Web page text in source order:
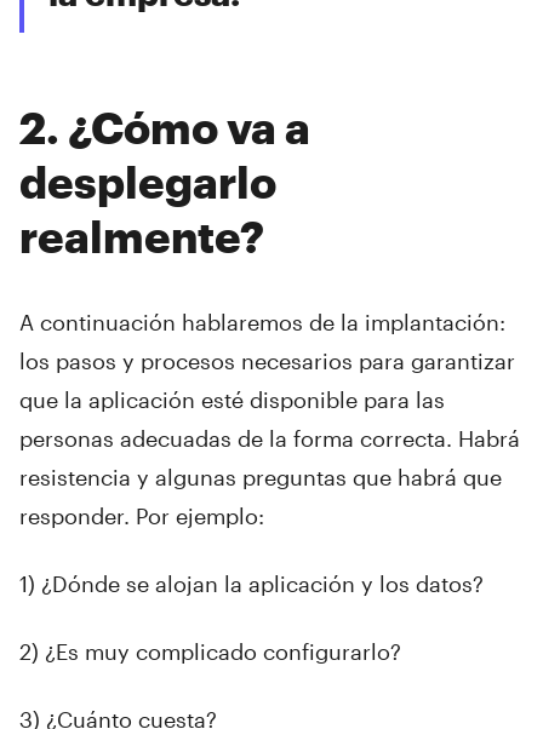
2. ¿Cómo va a
desplegarlo
realmente?
A continuación hablaremos de la implantación:
los pasos y procesos necesarios para garantizar
que la aplicación esté disponible para las
personas adecuadas de la forma correcta. Habrá
resistencia y algunas preguntas que habrá que
responder. Por ejemplo:
1) ¿Dónde se alojan la aplicación y los datos?
2) ¿Es muy complicado configurarlo?
3) ¿Cuánto cuesta?